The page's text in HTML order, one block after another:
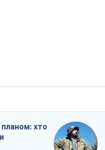
планом: хто